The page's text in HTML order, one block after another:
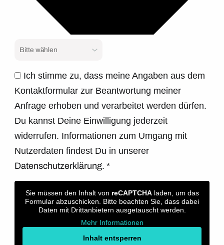
Ich stimme zu, dass meine Angaben aus dem
Kontaktformular zur Beantwortung meiner
Anfrage erhoben und verarbeitet werden dürfen.
Du kannst Deine Einwilligung jederzeit
widerrufen. Informationen zum Umgang mit
Nutzerdaten findest Du in unserer
Datenschutzerklärung.*
Sie müssen den Inhalt von reCAPTCHAladen, um das
Formular abzuschicken. Bitte beachten Sie, dass dabei
Daten mit Drittanbietern ausgetauscht werden.
Mehr Informationen
Inhalt entsperren